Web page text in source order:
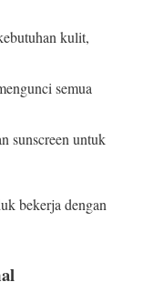
kulit,
semua
sunscreen untuk
bekerja dengan